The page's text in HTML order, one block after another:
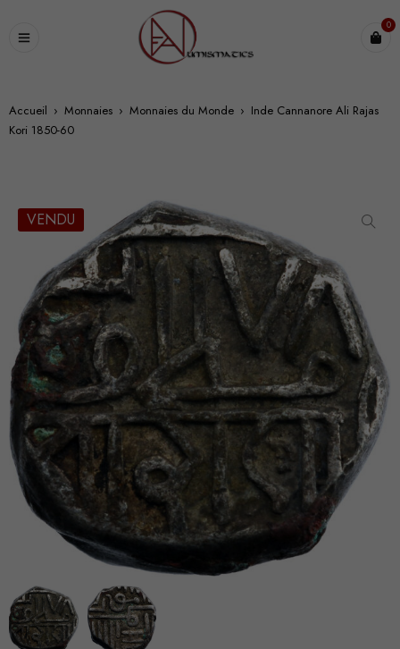
0
Accueil › Monnaies › Monnaies du Monde › Inde Cannanore Ali Rajas
Kori 1850-60
VENDU